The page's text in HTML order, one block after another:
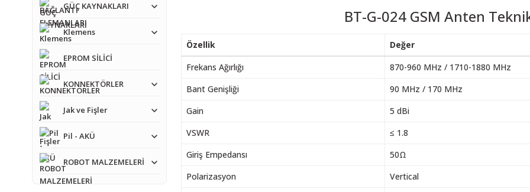
GÜÇ KAYNAKLARI
Klemens
EPROM SİLİCİ
KONNEKTÖRLER
Jak ve Fişler
Pil - AKÜ
ROBOT MALZEMELERİ
BT-G-024 GSM Anten
Özellik
Değer
Frekans Ağırlığı
870-960 MHz / 1710-1880 MHz
Bant Genişliği
90 MHz / 170 MHz
Gain
5 dBi
VSWR
≤ 1.8
Giriş Empedansı
50Ω
Polarizasyon
Vertical